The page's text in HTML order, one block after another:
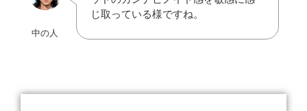
じ取っている様ですね。
中の人